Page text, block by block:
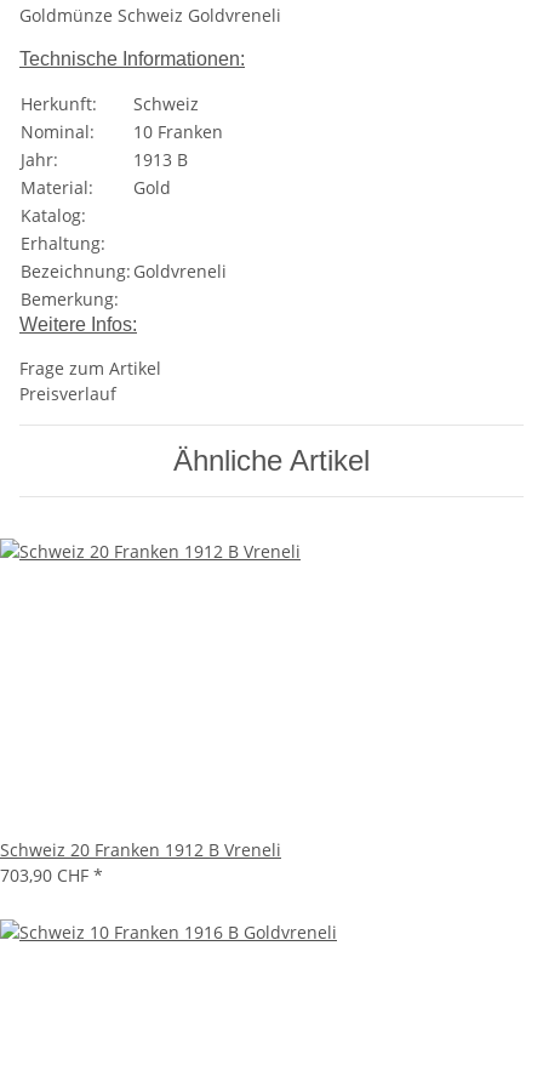
Goldmünze Schweiz Goldvreneli
Technische Informationen:
Herkunft:
Schweiz
Nominal:
10 Franken
Jahr:
1913 B
Material:
Gold
Katalog:
Erhaltung:
Bezeichnung: Goldvreneli
Bemerkung:
Weitere Infos:
Frage zum Artikel
Preisverlauf
Ähnliche Artikel
Schweiz 20 Franken 1912 B Vreneli
703,90 CHF *